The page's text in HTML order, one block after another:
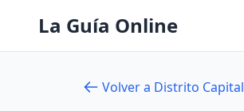
La Guía Online
Volver a Distrito Capital